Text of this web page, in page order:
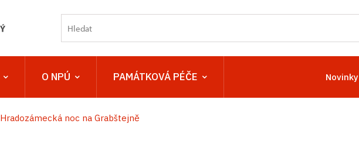
O NPÚ PAMÁTKOVÁ PÉČE Novinky
Hradozámecká noc na Grabštejně